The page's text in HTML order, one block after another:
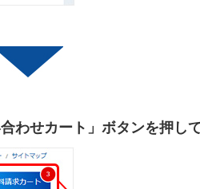
わせカート」ボタンを押し